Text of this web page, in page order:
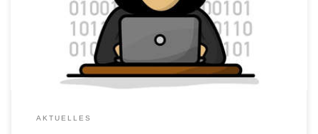
alle 2 Jahre stattfindende Umfirmierung des Unternehmens sorgen
für Falten auf der Stirn und Grummeln in der Magengrube; und
das nicht zu Unrecht. […]
AKTUELLES